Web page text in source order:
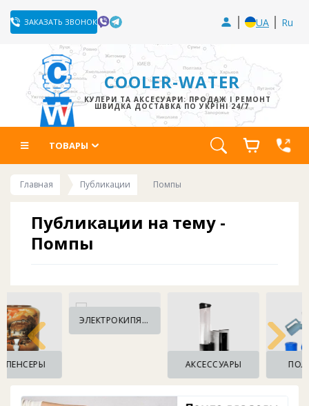
ЗАКАЗАТЬ ЗВОНОК UA Ru
COOLER-WATER
КУЛЕРИ ТА АКСЕСУАРИ: ПРОДАЖ І РЕМОНТ
ШВИДКА ДОСТАВКА ПО УКРЇНІ 24/7
ТОВАРЫ
Главная Публикации Помпы
Публикации на тему -
Помпы
расскажем вам, чем они отличаются.
правильно выбрать помпу
нужд. Помпы для офиса или для дома. Узнайте о
сборке помпы и их структурах. Помпы бываю
электрические и механические - выбирать вам! А
если есть вопросы, то вы можетеобратиться к
консультантуи мы с радостью вам поможем.
ЭЛЕКТРОКИПЯТИЛЬНИКИ
ПОЛЕЗНОЕ